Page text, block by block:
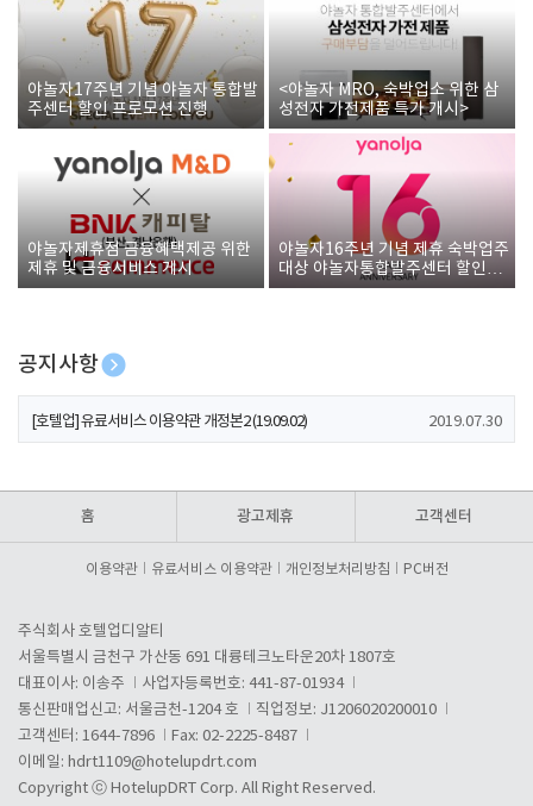
야놀자17주년 기념 야놀자 통합발
주센터 할인 프로모션 진행
<야놀자 MRO, 숙박업소 위한 삼
성전자 가전제품 특가 개시>
야놀자제휴점 금융혜택제공 위한
제휴 및 금융서비스 게시
야놀자16주년 기념 제휴 숙박업주
대상 야놀자통합발주센터 할인쿠
폰 증정
공지사항
[호텔업] 개인정보 처리방침 개정본1 (19.09.02)
[호텔업] 유료서비스 이용약관 개정본2 (19.09.02) 2019.07.30
홈 광고제휴 고객센터
이용약관 유료서비스 이용약관 개인정보처리방침 PC버전
주식회사 호텔업디알티
서울특별시 금천구 가산동 691 대륭테크노타운20차 1807호
대표이사: 이송주
사업자등록번호: 441-87-01934
통신판매업신고: 서울금천-1204 호
직업정보: J1206020200010
고객센터: 1644-7896
Fax: 02-2225-8487
이메일: hdrt1109@hotelupdrt.com
Copyright ⓒ HotelupDRT Corp. All Right Reserved.